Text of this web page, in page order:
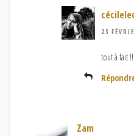
23
tout à fait
Zam